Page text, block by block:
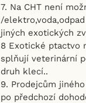
7. Na CHT není
/
jiných exotických
8 Exotické ptactvo
splňují veterinární
druh klecí..
9. Prodejcům
po předchozí